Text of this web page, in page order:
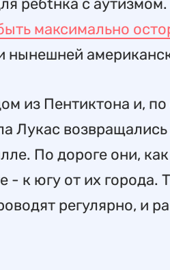
ребtнка с аутизмом.
максимально
нынешней
из Пентиктонa и,
Лукас
По дороге они,
- к югу от их города.
регулярно, и